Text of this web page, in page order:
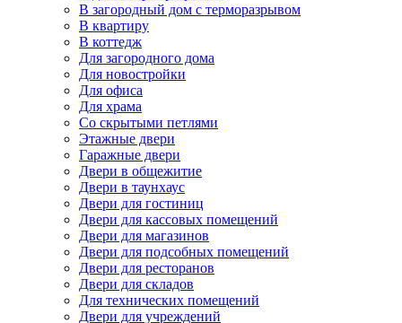
В загородный дом с терморазрывом
В квартиру
В коттедж
Для загородного дома
Для новостройки
Для офиса
Для храма
Со скрытыми петлями
Этажные двери
Гаражные двери
Двери в общежитие
Двери в таунхаус
Двери для гостиниц
Двери для кассовых помещений
Двери для магазинов
Двери для подсобных помещений
Двери для ресторанов
Двери для складов
Для технических помещений
Двери для учреждений